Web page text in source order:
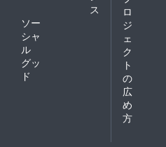
ス
ソー
シャ
ル
グッ
ド
ロ
ジ
ェ
ク
ト
の
広
め
方